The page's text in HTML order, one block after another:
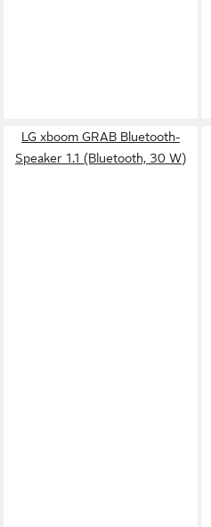
LG xboom GRAB Bluetooth-
Speaker 1.1 (Bluetooth, 30 W)